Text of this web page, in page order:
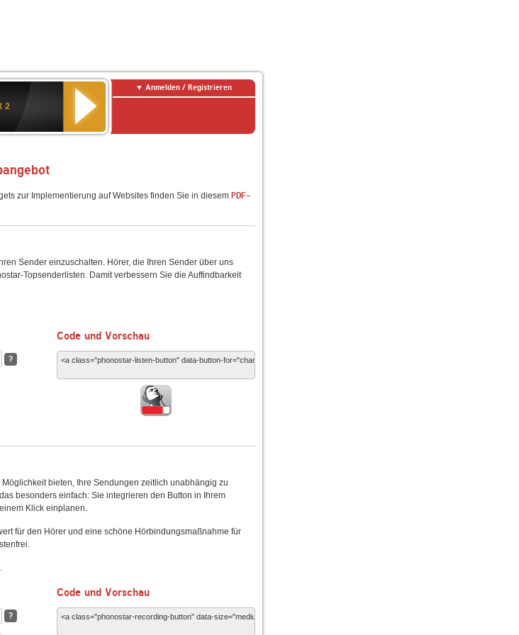
2
Anmelden / Registrieren
zur Implementierung auf Websites finden Sie in diesem PDF-
Sender einzuschalten. Hörer, die Ihren Sender über uns
Topsenderlisten. Damit verbessern Sie die Auffindbarkeit
?
Code und Vorschau
bieten, Ihre Sendungen zeitlich unabhängig zu
besonders einfach: Sie integrieren den Button in Ihrem
Klick einplanen.
für den Hörer und eine schöne Hörbindungsmaßnahme für
?
Code und Vorschau